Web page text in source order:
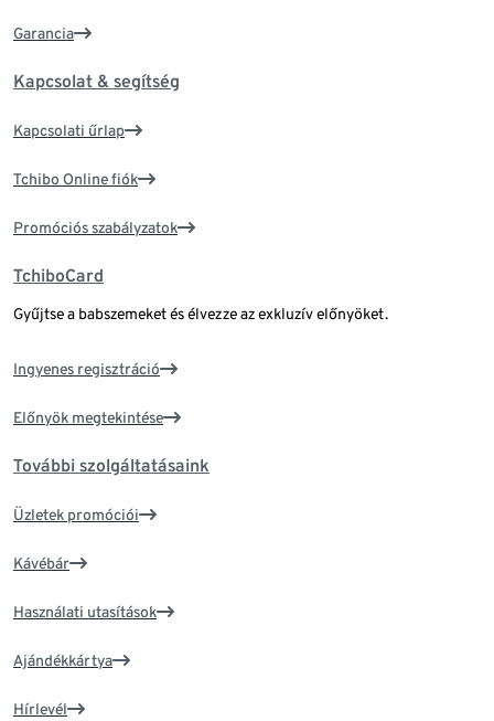
Garancia
Kapcsolat & segítség
Kapcsolati űrlap
Tchibo Online fiók
Promóciós szabályzatok
TchiboCard
Gyűjtse a babszemeket és élvezze az exkluzív előnyöket.
Ingyenes regisztráció
Előnyök megtekintése
További szolgáltatásaink
Üzletek promóciói
Kávébár
Használati utasítások
Ajándékkártya
Hírlevél